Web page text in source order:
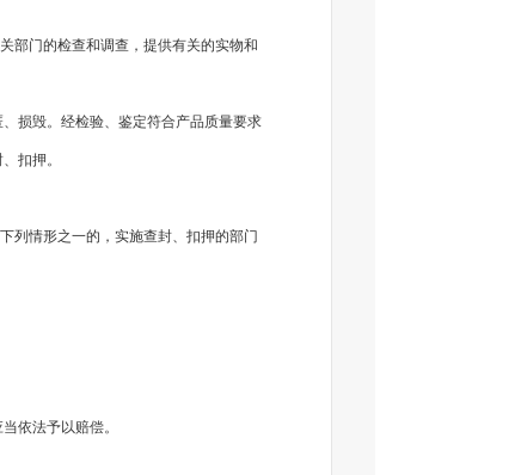
部门的检查和调查，提供有关的实物和
损毁。经检验、鉴定符合产品质量要求
扣押。
列情形之一的，实施查封、扣押的部门
依法予以赔偿。